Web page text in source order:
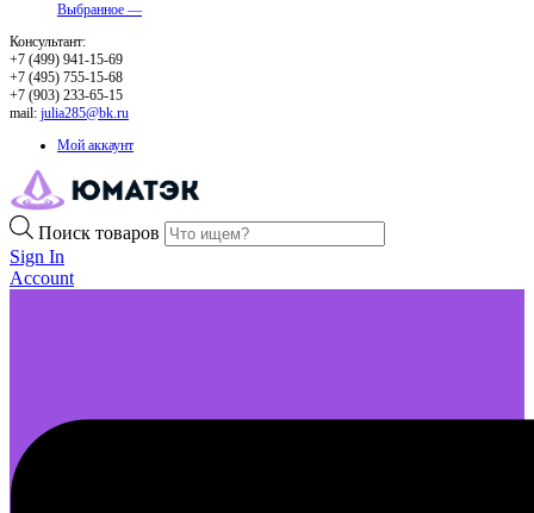
Выбранное —
Консультант:
+7 (499) 941-15-69
+7 (495) 755-15-68
+7 (903) 233-65-15
mail: julia285@bk.ru
Мой аккаунт
Поиск товаров
Sign In
Account